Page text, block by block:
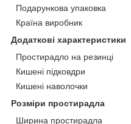
Подарункова упаковка
Країна виробник
Додаткові характеристики
Простирадло на резинці
Кишені підковдри
Кишені наволочки
Розміри простирадла
Ширина простирадла